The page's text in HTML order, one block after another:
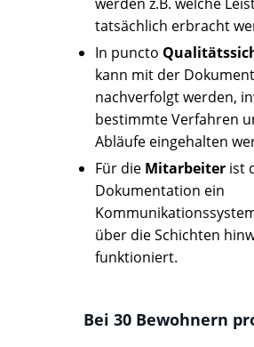
tatsächlich erbracht
In puncto
kann mit der
nachverfolgt werden,
bestimmte Verfahren
Abläufe eingehalten
Für die Mitarbeiter ist
Dokumentation ein
über die Schichten
funktioniert.
Bei 30 Bewohnern